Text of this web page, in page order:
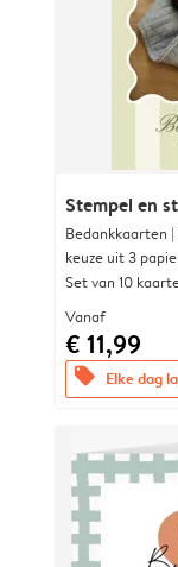
Stempel en
Bedankkaarten
keuze uit 3
Set van 10
Vanaf
€ 11,99
offers Elke dag